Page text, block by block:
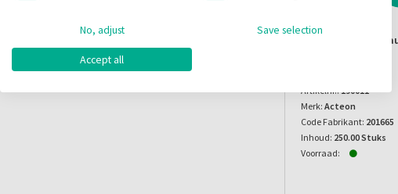
Riskontrol Tips
Artikelnr.:190011
Merk: Acteon
Code Fabrikant: 201665
Inhoud: 250.00 Stuks
Voorraad:
No, adjust Save selection
Accept all